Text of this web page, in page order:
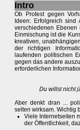
Intro
Ob Protest gegen
Ideen: Erfolgreich
verschiedenen Ebenen
Einmischung ist die
kreativen,
der richtigen
laufenden politischen
gegen das andere
erforderlichen
Du willst nicht
Aber denkt dran ...
selten wirksam. Wichtig
Viele Internetseiten
der Öffentlichkeit,